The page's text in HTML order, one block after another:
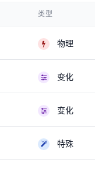
类型
物理
变化
变化
特殊